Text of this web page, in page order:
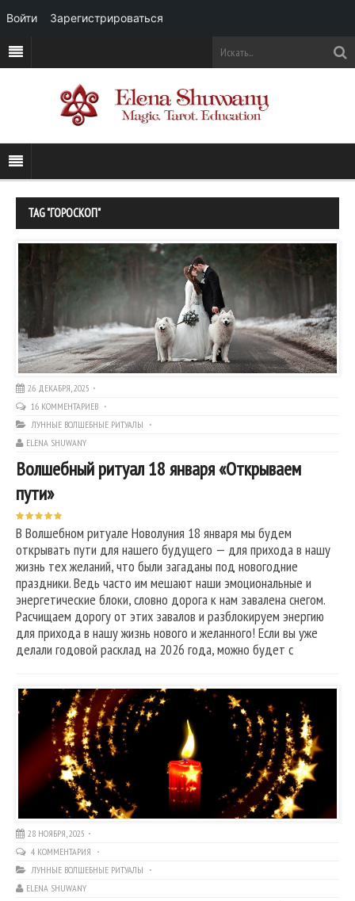
TAG "ГОРОСКОП"
26 ДЕКАБРЯ, 2025
16 КОММЕНТАРИЕВ
ЛУННЫЕ ВОЛШЕБНЫЕ РИТУАЛЫ
ELENA SHUWANY
Волшебный ритуал 18 января «Открываем
пути»
В Волшебном ритуале Новолуния 18 января мы будем
открывать пути для нашего будущего — для прихода в нашу
жизнь тех желаний, что были загаданы под новогодние
праздники. Ведь часто им мешают наши эмоциональные и
энергетические блоки, словно дорога к нам завалена снегом.
Расчищаем дорогу от этих завалов и разблокируем энергию
для прихода в нашу жизнь нового и желанного! Если вы уже
делали годовой расклад на 2026 года, можно будет с
28 НОЯБРЯ, 2025
4 КОММЕНТАРИЯ
ЛУННЫЕ ВОЛШЕБНЫЕ РИТУАЛЫ
ELENA SHUWANY
Войти Зарегистрироваться